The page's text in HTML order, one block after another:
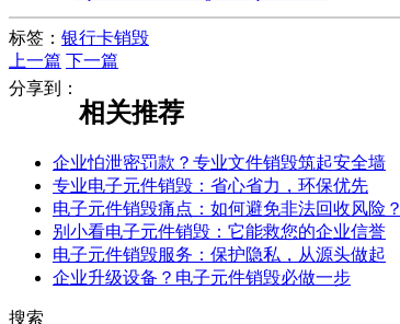
标签： 银行卡销毁
上一篇 下一篇
分享到：
相关推荐
企业怕泄密罚款？专业文件销毁筑起安全墙
专业电子元件销毁：省心省力，环保优先
电子元件销毁痛点：如何避免非法回收风险？
别小看电子元件销毁：它能救您的企业信誉
电子元件销毁服务：保护隐私，从源头做起
企业升级设备？电子元件销毁必做一步
搜索